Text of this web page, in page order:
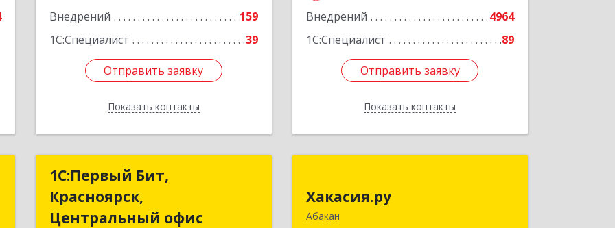
Внедрений
159
1С:Специалист
39
Отправить заявку
Показать контакты
Отправить заявку
Назад
Внедрений
4964
1С:Специалист
89
Отправить заявку
Показать контакты
Отправить заявку
Назад
1С:Первый Бит,
Красноярск,
Центральный офис
1С:Первый Бит,
Центральный офис
Хакасия.ру
Абакан
655017, Хакасия Респ, Абакан г,